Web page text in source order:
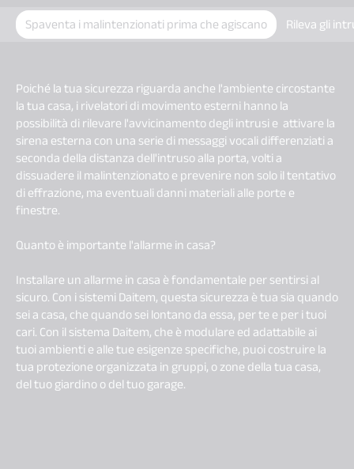
Spaventa i malintenzionati prima che agiscano Rileva gli
Poiché la tua sicurezza riguarda anche l'ambiente circostante
la tua casa, i rivelatori di movimento esterni hanno la
possibilità di rilevare l'avvicinamento degli intrusi e attivare la
sirena esterna con una serie di messaggi vocali differenziati a
seconda della distanza dell'intruso alla porta, volti a
dissuadere il malintenzionato e prevenire non solo il tentativo
di effrazione, ma eventuali danni materiali alle porte e
finestre.
Quanto è importante l'allarme in casa?
Installare un allarme in casa è fondamentale per sentirsi al
sicuro. Con i sistemi Daitem, questa sicurezza è tua sia quando
sei a casa, che quando sei lontano da essa, per te e per i tuoi
cari. Con il sistema Daitem, che è modulare ed adattabile ai
tuoi ambienti e alle tue esigenze specifiche, puoi costruire la
tua protezione organizzata in gruppi, o zone della tua casa,
del tuo giardino o del tuo garage.